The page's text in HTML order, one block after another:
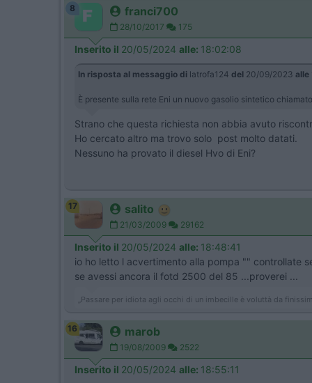
8 franci700
28/10/2017 175
Inserito il 20/05/2024 alle: 18:02:08
In risposta al messaggio di latrofa124 del 20/09/2023 alle
È presente sulla rete Eni un nuovo gasolio sintetico
Strano che questa richiesta non abbia avuto
Ho cercato altro ma trovo solo post molto datati.
Nessuno ha provato il diesel Hvo di Eni?
17 salito
21/03/2009 29162
Inserito il 20/05/2024 alle: 18:48:41
io ho letto l acvertimento alla pompa "" controllate
se avessi ancora il fotd 2500 del 85 ...proverei ...
„Passare per idiota agli occhi di un imbecille è voluttà da
16 marob
19/08/2009 2522
Inserito il 20/05/2024 alle: 18:55:11